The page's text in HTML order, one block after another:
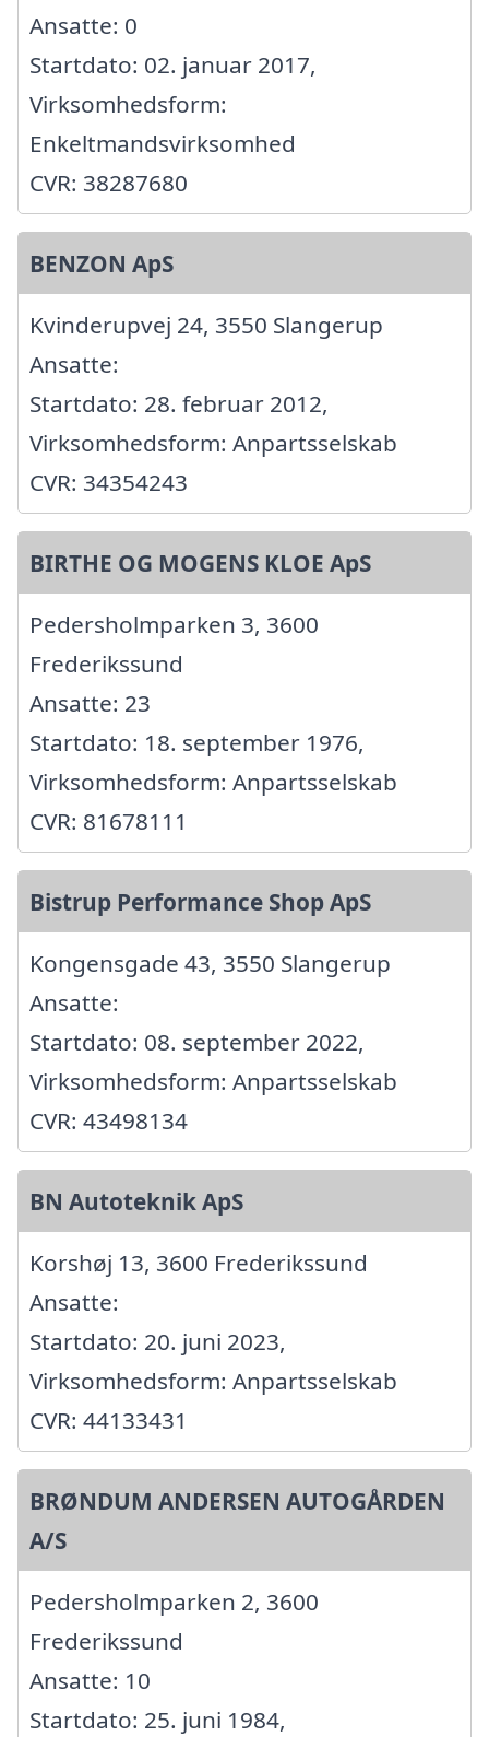
Ansatte: 0
Startdato: 02. januar 2017,
Virksomhedsform:
Enkeltmandsvirksomhed
CVR: 38287680
BENZON ApS
Kvinderupvej 24, 3550 Slangerup
Ansatte:
Startdato: 28. februar 2012,
Virksomhedsform: Anpartsselskab
CVR: 34354243
BIRTHE OG MOGENS KLOE ApS
Pedersholmparken 3, 3600
Frederikssund
Ansatte: 23
Startdato: 18. september 1976,
Virksomhedsform: Anpartsselskab
CVR: 81678111
Bistrup Performance Shop ApS
Kongensgade 43, 3550 Slangerup
Ansatte:
Startdato: 08. september 2022,
Virksomhedsform: Anpartsselskab
CVR: 43498134
BN Autoteknik ApS
Korshøj 13, 3600 Frederikssund
Ansatte:
Startdato: 20. juni 2023,
Virksomhedsform: Anpartsselskab
CVR: 44133431
BRØNDUM ANDERSEN AUTOGÅRDEN
A/S
Pedersholmparken 2, 3600
Frederikssund
Ansatte: 10
Startdato: 25. juni 1984,